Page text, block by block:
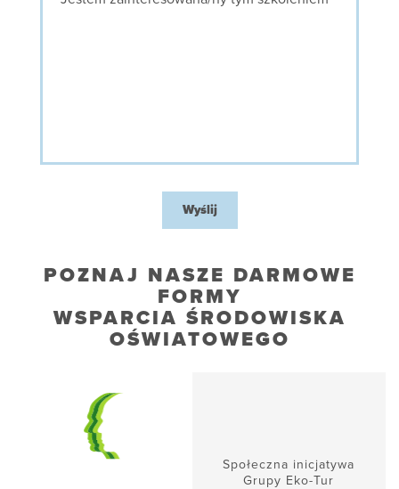
Wyślij
POZNAJ NASZE DARMOWE
FORMY
WSPARCIA ŚRODOWISKA
OŚWIATOWEGO
Społeczna inicjatywa
Grupy Eko-Tur